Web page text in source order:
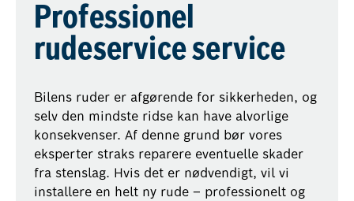
Professionel
rudeservice service
Bilens ruder er afgørende for sikkerheden, og
selv den mindste ridse kan have alvorlige
konsekvenser. Af denne grund bør vores
eksperter straks reparere eventuelle skader
fra stenslag. Hvis det er nødvendigt, vil vi
installere en helt ny rude – professionelt og